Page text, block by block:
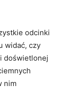
odcinki
widać, czy
doświetlonej
nim